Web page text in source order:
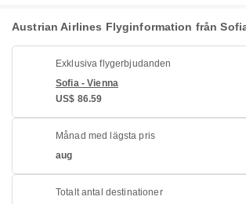
Austrian Airlines Flyginformation från
Exklusiva flygerbjudanden
Sofia - Vienna
US$ 86.59
Månad med lägsta pris
aug
Totalt antal destinationer